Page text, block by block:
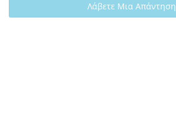
Λάβετε Μια Απάντηση